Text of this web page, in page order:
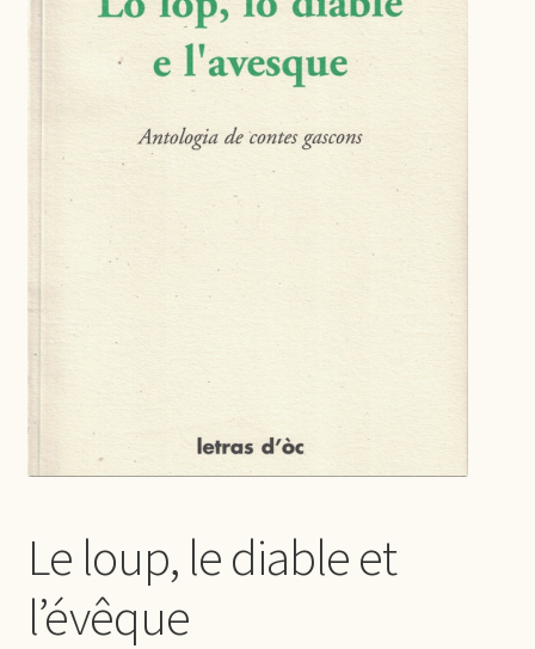
Mon compte
Le loup, le diable et
l’évêque